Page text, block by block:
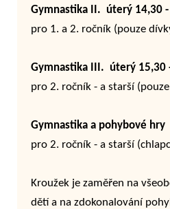
Gymnastika II. úterý 14,30 -
pro 1. a 2. ročník (pouze
Gymnastika III. úterý 15,30
pro 2. ročník - a starší
Gymnastika a pohybové
pro 2. ročník - a starší
Kroužek je zaměřen na
dětí a na zdokonalování